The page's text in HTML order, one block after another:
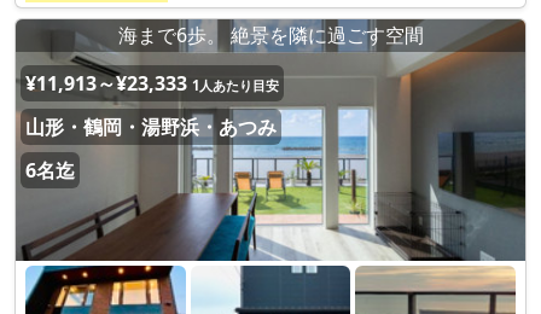
海まで6歩。 絶景を隣に過ごす空間
¥11,913～¥23,333 1人あたり目安
山形・鶴岡・湯野浜・あつみ
6名迄